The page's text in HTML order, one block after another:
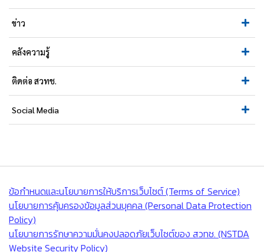
ข่าว
คลังความรู้
ติดต่อ สวทช.
Social Media
ข้อกำหนดและนโยบายการให้บริการเว็บไซต์ (Terms of Service)
นโยบายการคุ้มครองข้อมูลส่วนบุคคล (Personal Data Protection
Policy)
นโยบายการรักษาความมั่นคงปลอดภัยเว็บไซต์ของ สวทช. (NSTDA
Website Security Policy)